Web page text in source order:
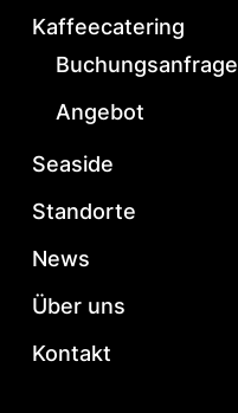
Kaffeecatering
Buchungsanfrage
Angebot
Seaside
Standorte
News
Über uns
Kontakt